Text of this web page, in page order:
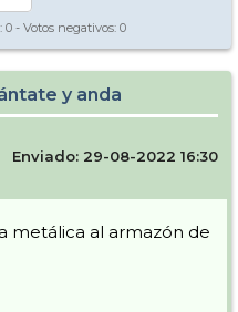
0 - Votos negativos: 0
y anda
Enviado: 29-08-2022 16:30
metálica al armazón de